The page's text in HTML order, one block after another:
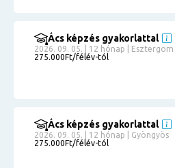
Ács képzés gyakorlattal
2026. 09. 05. | 12 hónap | Esztergom
275.000Ft/félév-tól
Ács képzés gyakorlattal
2026. 09. 05. | 12 hónap | Gyöngyös
275.000Ft/félév-tól